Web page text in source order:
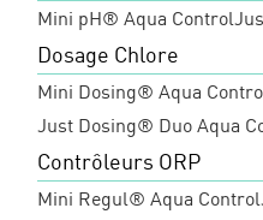
Mini pH® Aqua Control
Dosage Chlore
Mini Dosing® Aqua
Just Dosing® Duo Aqua
Contrôleurs ORP
Mini Regul® Aqua Control